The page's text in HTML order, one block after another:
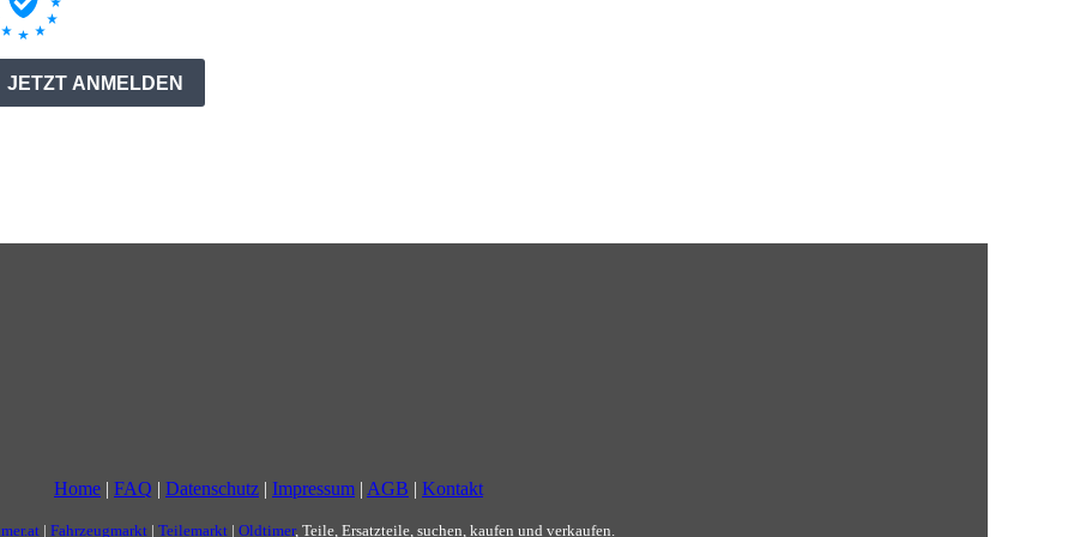
Home | FAQ | Datenschutz | Impressum | AGB | Kontakt
| Fahrzeugmarkt | Teilemarkt | Oldtimer, Teile, Ersatzteile, suchen, kaufen und verkaufen.